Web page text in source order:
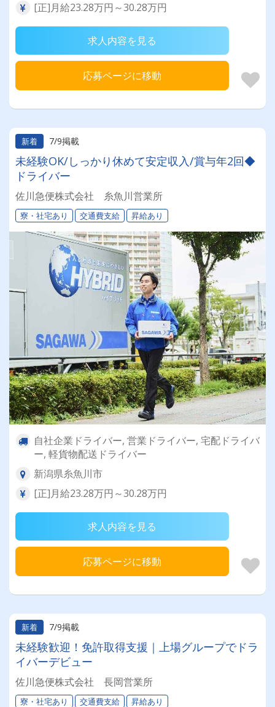
[正]月給23.28万円～30.28万円
求人内容を見る
応募ページに移動
新着 7/9掲載
未経験OK/しっかり休めて安定収入/賞与年2回◆
ドライバー
佐川急便株式会社 糸魚川営業所
寮・社宅あり 交通費支給 昇給あり
自社企業ドライバー, 営業ドライバー, 宅配ドライバ
ー, 軽貨物配送ドライバー
新潟県糸魚川市
[正]月給23.28万円～30.28万円
求人内容を見る
応募ページに移動
新着 7/9掲載
未経験歓迎！免許取得支援｜上場グループでドラ
イバーデビュー
佐川急便株式会社 長岡営業所
寮・社宅あり 交通費支給 昇給あり